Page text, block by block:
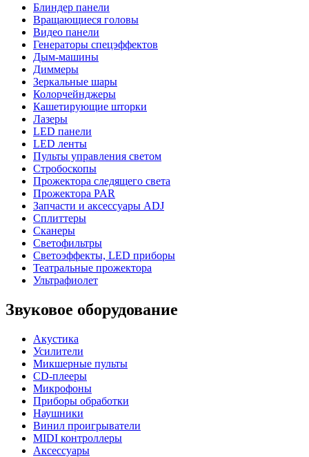
Блиндер панели
Вращающиеся головы
Видео панели
Генераторы спецэффектов
Дым-машины
Диммеры
Зеркальные шары
Колорчейнджеры
Кашетирующие шторки
Лазеры
LED панели
LED ленты
Пульты управления светом
Стробоскопы
Прожектора следящего света
Прожектора PAR
Запчасти и аксессуары ADJ
Сплиттеры
Сканеры
Светофильтры
Светоэффекты, LED приборы
Театральные прожектора
Ультрафиолет
Звуковое оборудование
Акустика
Усилители
Микшерные пульты
CD-плееры
Микрофоны
Приборы обработки
Наушники
Винил проигрыватели
MIDI контроллеры
Аксессуары